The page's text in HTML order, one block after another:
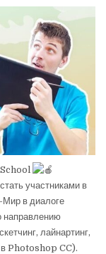
участниками в
Мир в диалоге
направлению
лайнартинг,
в Photoshop CC).